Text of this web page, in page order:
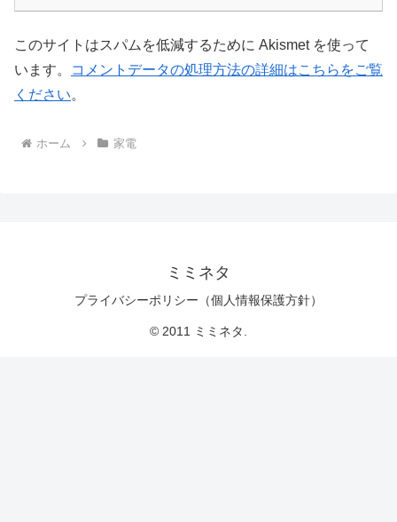
このサイトはスパムを低減するために Akismet を使って
います。
コメントデータの処理方法の詳細はこちらをご覧
ください。
ホーム 家電
ミミネタ
プライバシーポリシー（個人情報保護方針）
© 2011 ミミネタ.